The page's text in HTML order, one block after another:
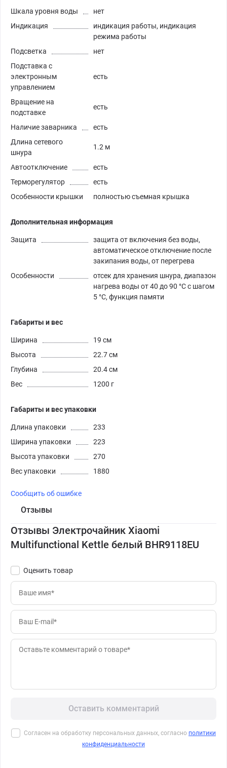
Шкала уровня воды
нет
Индикация
индикация работы, индикация
режима работы
Подсветка
нет
Подставка с
электронным
управлением
есть
Вращение на
подставке
есть
Наличие заварника
есть
Длина сетевого
шнура
1.2 м
Автоотключение
есть
Терморегулятор
есть
Особенности крышки
полностью съемная крышка
Дополнительная информация
Защита
защита от включения без воды,
автоматическое отключение после
закипания воды, от перегрева
Особенности
отсек для хранения шнура, диапазон
нагрева воды от 40 до 90 °С с шагом
5 °С, функция памяти
Габариты и вес
Ширина
19 см
Высота
22.7 см
Глубина
20.4 см
Вес
1200 г
Габариты и вес упаковки
Длина упаковки
233
Ширина упаковки
223
Высота упаковки
270
Вес упаковки
1880
Сообщить об ошибке
Отзывы
Отзывы Электрочайник Xiaomi
Multifunctional Kettle белый BHR9118EU
Оценить товар
Оставить комментарий
Согласен на обработку персональных данных, согласно политики
конфиденциальности